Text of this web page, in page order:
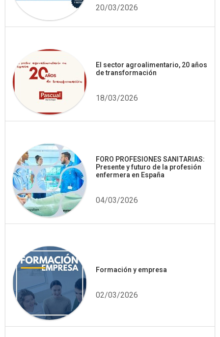
20/03/2026
El sector agroalimentario, 20 años
de transformación
18/03/2026
FORO PROFESIONES SANITARIAS:
Presente y futuro de la profesión
enfermera en España
04/03/2026
Formación y empresa
02/03/2026